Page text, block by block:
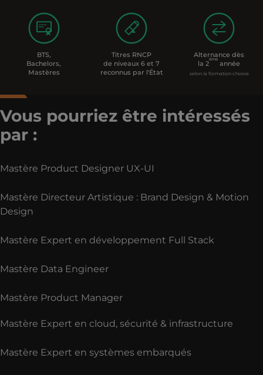
BTS,
Bachelors,
Mastères
Titres RNCP
de niveaux 6 et 7
reconnus par l'État
Alternance dès
la 2
ème
année
selon la formation choisie
Vous pourriez être intéressés
par :
Mastère Product Designer UX-UI
Mastère Directeur Artistique : Brand Design & Motion
Design
Mastère Expert en développement Full Stack
Mastère Data Engineer
Mastère Product Manager
Mastère Expert en cloud, sécurité & infrastructure
Mastère Expert en systèmes embarqués